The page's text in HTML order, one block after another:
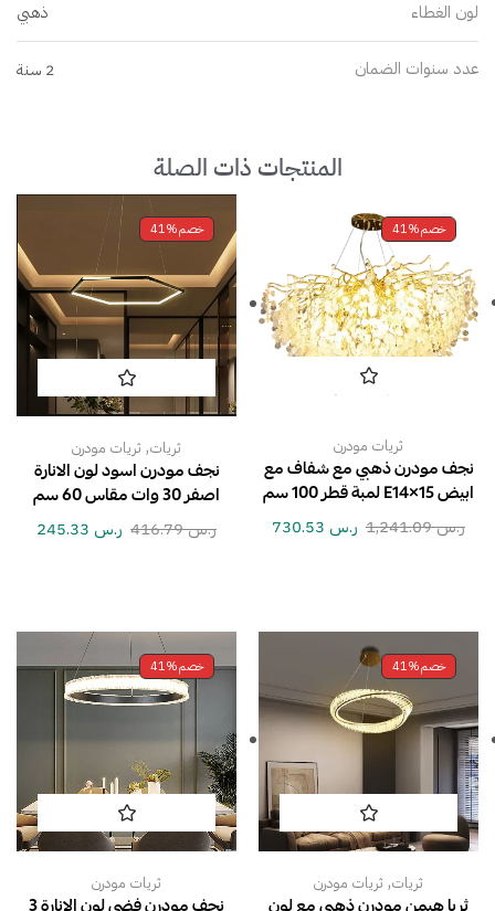
لون الغطاء ذهبي
عدد سنوات الضمان 2 سنة
المنتجات ذات الصلة
خصم41%
ثريات مودرن
نجف مودرن ذهبي مع شفاف مع
ابيض E14×15 لمبة قطر 100 سم
ر.س1,241.09 ر.س
خصم41%
ثريات, ثريات مودرن
نجف مودرن اسود لون الانارة
اصفر 30 وات مقاس 60 سم
ر.س416.79 ر.س
خصم41%
ثريات, ثريات مودرن
خصم41%
ثريات مودرن